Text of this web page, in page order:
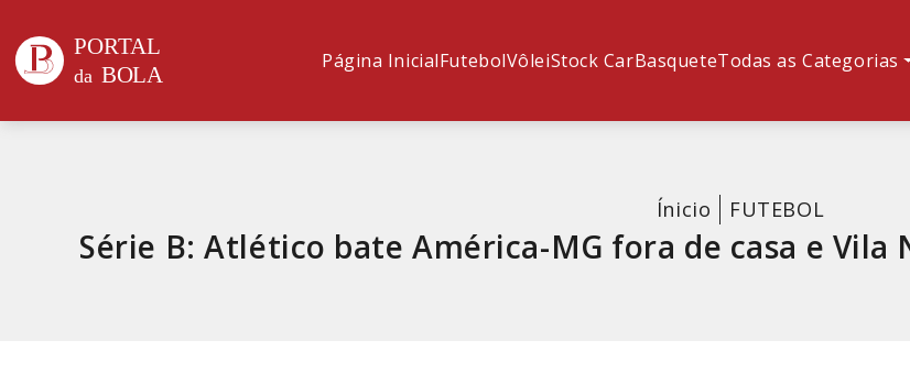
Página InicialFutebolVôleiStock CarBasqueteTodas as Categorias
Ínicio FUTEBOL
Série B: Atlético bate América-MG fora de casa e Vila